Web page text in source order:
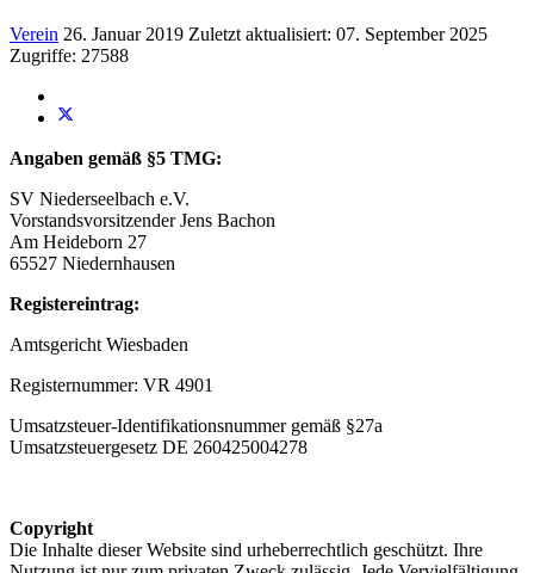
Verein 26. Januar 2019 Zuletzt aktualisiert: 07. September 2025
Zugriffe: 27588
Angaben gemäß §5 TMG:
SV Niederseelbach e.V.
Vorstandsvorsitzender Jens Bachon
Am Heideborn 27
65527 Niedernhausen
Registereintrag:
Amtsgericht Wiesbaden
Registernummer: VR 4901
Umsatzsteuer-Identifikationsnummer gemäß §27a
Umsatzsteuergesetz DE 260425004278
Copyright
Die Inhalte dieser Website sind urheberrechtlich geschützt. Ihre